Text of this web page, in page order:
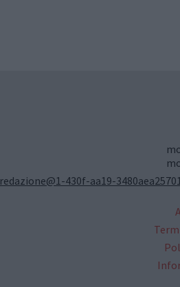
redazione@1-430f-aa19-